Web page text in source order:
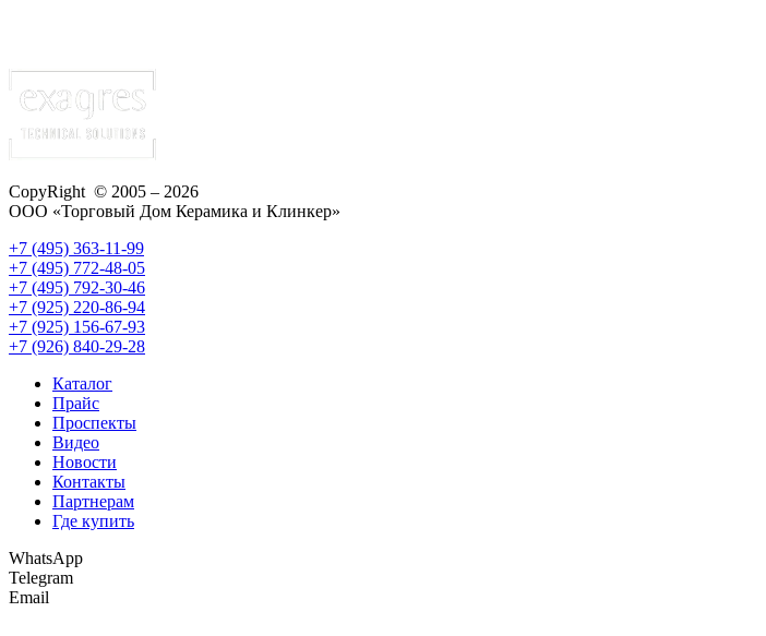
CopyRight © 2005 – 2026
ООО «Торговый Дом Керамика и Клинкер»
+7 (495) 363-11-99
+7 (495) 772-48-05
+7 (495) 792-30-46
+7 (925) 220-86-94
+7 (925) 156-67-93
+7 (926) 840-29-28
Каталог
Прайс
Проспекты
Видео
Новости
Контакты
Партнерам
Где купить
WhatsApp
Telegram
Email